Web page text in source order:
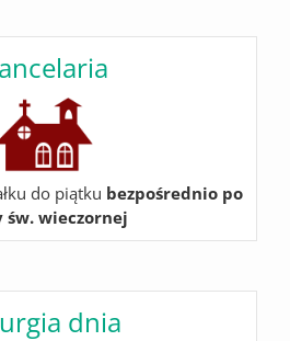
do piątku bezpośrednio po
św. wieczornej
dnia